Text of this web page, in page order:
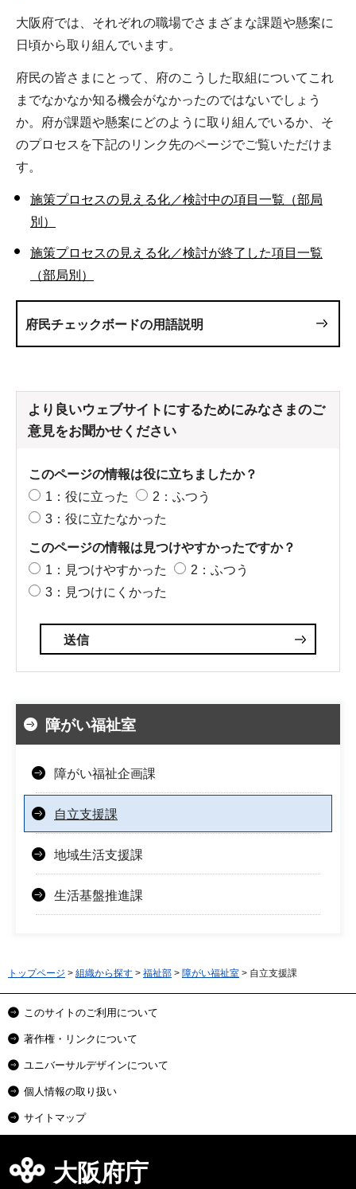
大阪府では、それぞれの職場でさまざまな課題や懸案に
日頃から取り組んでいます。
府民の皆さまにとって、府のこうした取組についてこれ
までなかなか知る機会がなかったのではないでしょう
か。府が課題や懸案にどのように取り組んでいるか、そ
のプロセスを下記のリンク先のページでご覧いただけま
す。
施策プロセスの見える化／検討中の項目一覧（部局
別）
施策プロセスの見える化／検討が終了した項目一覧
（部局別）
府民チェックボードの用語説明
より良いウェブサイトにするためにみなさまのご
意見をお聞かせください
このページの情報は役に立ちましたか？
1：役に立った
2：ふつう
3：役に立たなかった
このページの情報は見つけやすかったですか？
1：見つけやすかった
2：ふつう
3：見つけにくかった
障がい福祉室
障がい福祉企画課
自立支援課
地域生活支援課
生活基盤推進課
トップページ > 組織から探す > 福祉部 > 障がい福祉室 > 自立支援課
このサイトのご利用について
著作権・リンクについて
ユニバーサルデザインについて
個人情報の取り扱い
サイトマップ
大阪府庁